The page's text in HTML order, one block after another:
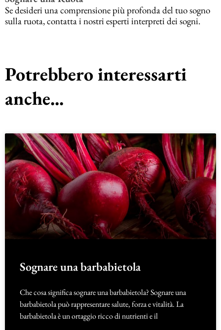
Se desideri una comprensione più profonda del tuo sogno
sulla ruota, contatta i nostri esperti interpreti dei sogni.
Potrebbero interessarti
anche...
Sognare una barbabietola
Che cosa significa sognare una barbabietola? Sognare una
barbabietola può rappresentare salute, forza e vitalità. La
barbabietola è un ortaggio ricco di nutrienti e il